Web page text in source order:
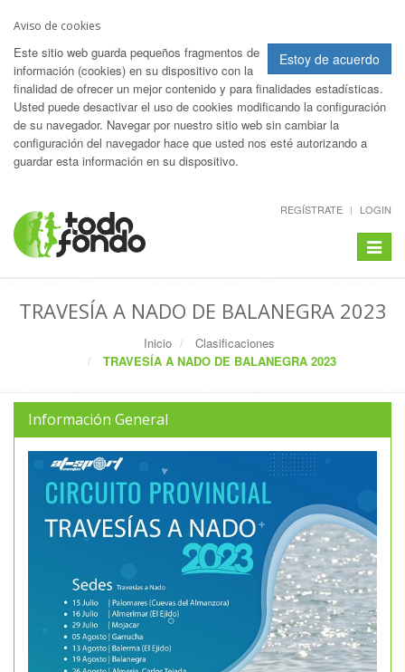
Aviso de cookies
Estoy de acuerdo
Este sitio web guarda pequeños fragmentos de
información (cookies) en su dispositivo con la
finalidad de ofrecer un mejor contenido y para finalidades estadísticas.
Usted puede desactivar el uso de cookies modificando la configuración
de su navegador. Navegar por nuestro sitio web sin cambiar la
configuración del navegador hace que usted nos esté autorizando a
guardar esta información en su dispositivo.
REGÍSTRATE LOGIN
Toggle
TRAVESÍA A NADO DE BALANEGRA 2023
Inicio
Clasificaciones
TRAVESÍA A NADO DE BALANEGRA 2023
Información General